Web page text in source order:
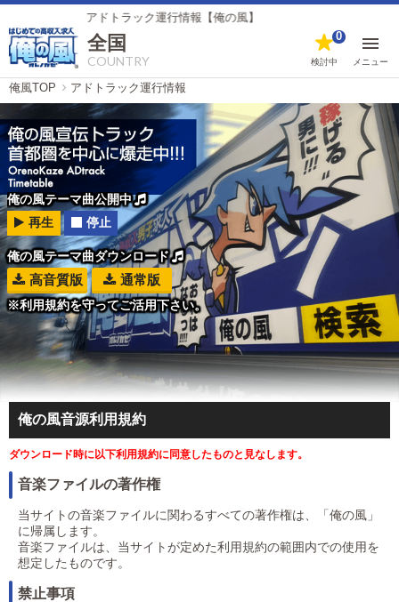
アドトラック運行情報【俺の風】
全国
COUNTRY 検討中
0
メニュー
俺風TOP アドトラック運行情報
俺の風テーマ曲公開中
再生
停止
俺の風テーマ曲ダウンロード
高音質版 通常版
※利用規約を守ってご活用下さい。
俺の風音源利用規約
ダウンロード時に以下利用規約に同意したものと見なします。
音楽ファイルの著作権
当サイトの音楽ファイルに関わるすべての著作権は、「俺の風」
に帰属します。
音楽ファイルは、当サイトが定めた利用規約の範囲内での使用を
想定したものです。
禁止事項